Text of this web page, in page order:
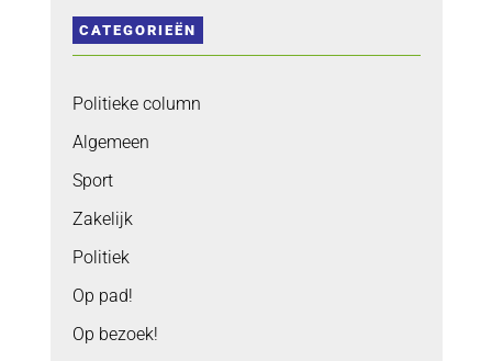
CATEGORIEËN
Politieke column
Algemeen
Sport
Zakelijk
Politiek
Op pad!
Op bezoek!